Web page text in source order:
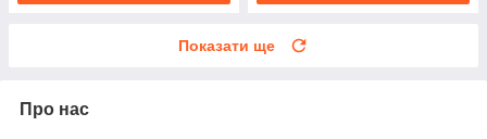
Показати ще
Про нас